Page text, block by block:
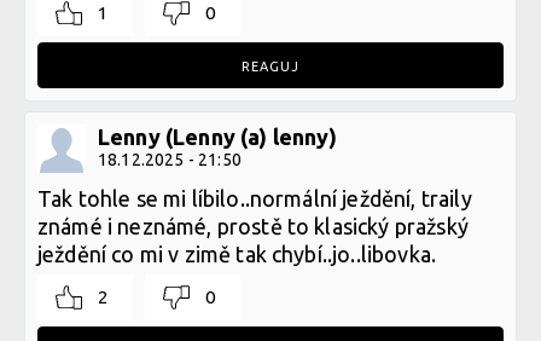
1 0
REAGUJ
Lenny (Lenny (a) lenny)
18.12.2025 - 21:50
Tak tohle se mi líbilo..normální ježdění, traily
známé i neznámé, prostě to klasický pražský
ježdění co mi v zimě tak chybí..jo..libovka.
2 0